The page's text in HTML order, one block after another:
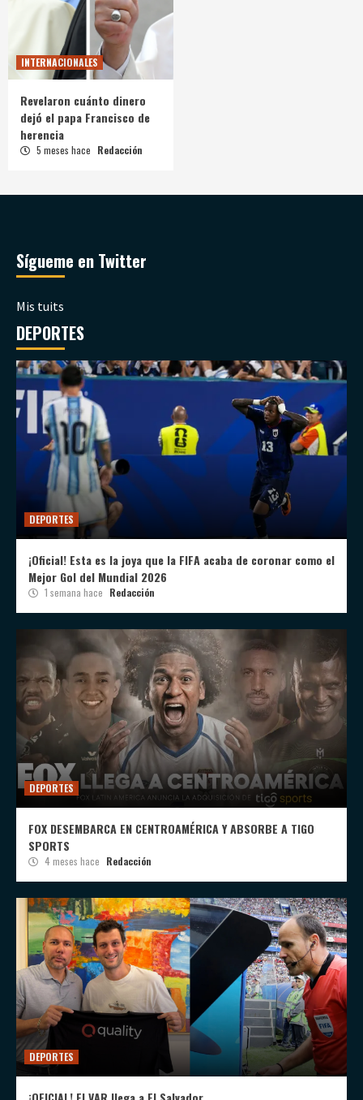
INTERNACIONALES
Revelaron cuánto dinero
dejó el papa Francisco de
herencia
5 meses hace Redacción
Sígueme en Twitter
Mis tuits
DEPORTES
DEPORTES
¡Oficial! Esta es la joya que la FIFA acaba de coronar como el
Mejor Gol del Mundial 2026
1 semana hace Redacción
DEPORTES
FOX DESEMBARCA EN CENTROAMÉRICA Y ABSORBE A TIGO
SPORTS
4 meses hace Redacción
DEPORTES